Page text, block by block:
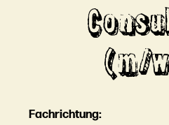
(m/
Fachrichtung: